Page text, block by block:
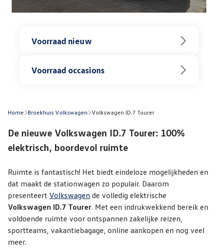
Voorraad nieuw
Voorraad occasions
Home Broekhuis Volkswagen Volkswagen ID.7 Tourer
De nieuwe Volkswagen ID.7 Tourer: 100%
elektrisch, boordevol ruimte
Ruimte is fantastisch! Het biedt eindeloze mogelijkheden en
dat maakt de stationwagen zo populair. Daarom
presenteert Volkswagen de volledig elektrische
Volkswagen ID.7 Tourer. Met een indrukwekkend bereik en
voldoende ruimte voor ontspannen zakelijke reizen,
sportteams, vakantiebagage, online aankopen en nog veel
meer.